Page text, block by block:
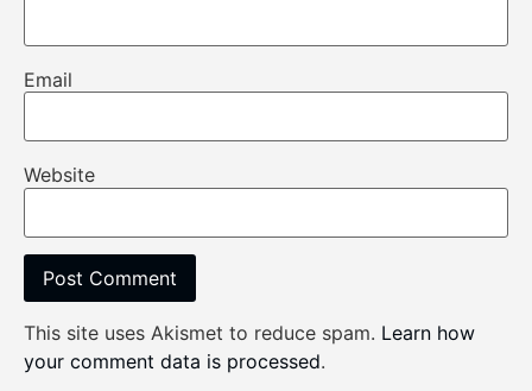
Email
Website
This site uses Akismet to reduce spam. Learn how
your comment data is processed.